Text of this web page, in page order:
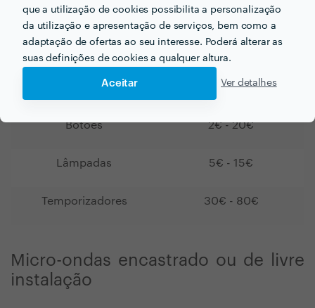
que a utilização de cookies possibilita a personalização
da utilização e apresentação de serviços, bem como a
adaptação de ofertas ao seu interesse. Poderá alterar as
suas definições de cookies a qualquer altura.
Aceitar Ver detalhes
Motor de micro-ondas 7€ - 30€
Prato giratório
Magnetron 25€ - 80€
Botões 2€ - 20€
Lâmpadas 5€ - 15€
Temporizadores 30€ - 80€
Micro-ondas encastrado ou de livre
instalação